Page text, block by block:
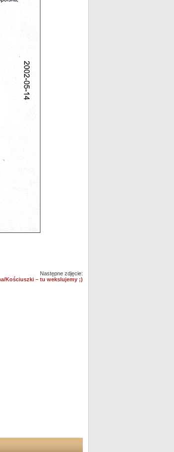
Następne zdjęcie:
Kościuszki – tu wekslujemy ;)